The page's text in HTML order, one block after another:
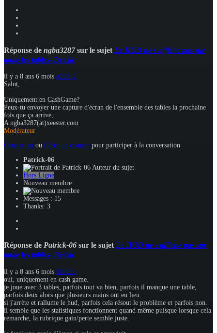
Réponse de ngba3287sur le sujet Le HUD ne s'affiche pas sur
toute les tables- Betclic
il y a 8 ans 6 mois #20812
Salut,
Uniquement en CashGame?
Peux-tu envoyer une capture d'écran de l'ensemble des tables la prochaine
fois que ça arrive,
A ngba3287(at)xeester.com
Modérateur
Connexion ou Créer un compte pour participer à la conversation.
Patrick-06
Auteur du sujet
Hors Ligne
Nouveau membre
Messages : 15
Thanks: 3
Réponse de Patrick-06 sur le sujetLe HUD ne s'affiche pas sur
toute les tables- Betclic
il y a 8 ans 6 mois #20813
oui, uniquement en cash game.
je joue avec 3 tables, parfois tout va bien, parfois il manque une table,
parfois deux alors que plusieurs mains ont eu lieu.
si j'arrète et rallume le hud, parfois cela résout le problème et parfois non.
il semble que les statistiques fonctionnent quand même puisque lorsque cela
remarche, la rubrique gain/perte semble juste.